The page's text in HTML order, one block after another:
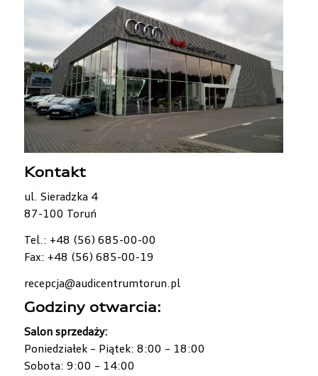
Kontakt
ul. Sieradzka 4
87-100 Toruń
Tel.: +48 (56) 685-00-00
Fax: +48 (56) 685-00-19
recepcja@audicentrumtorun.pl
Godziny otwarcia:
Salon sprzedaży:
Poniedziałek – Piątek: 8:00 – 18:00
Sobota: 9:00 – 14:00